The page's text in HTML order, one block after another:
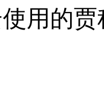
用的